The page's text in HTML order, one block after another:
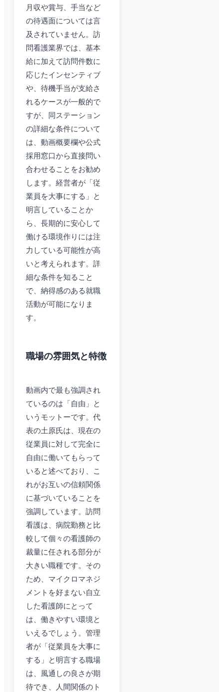
月収や賞与、手当など
の待遇面については言
及されていません。訪
問看護業界では、基本
給に加えて訪問件数に
応じたインセンティブ
や、待機手当が支給さ
れるケースが一般的で
すが、同ステーション
の詳細な条件について
は、動画概要欄や公式
採用窓口から直接問い
合わせることをお勧め
します。経営者が「従
業員を大事にする」と
明言していることか
ら、長期的に安心して
働ける環境作りには注
力している可能性が高
いと考えられます。詳
細な条件を知ること
で、納得感のある就職
活動が可能になりま
す。
職場の雰囲気と特徴
動画内で最も強調され
ているのは「自由」と
いうモットーです。代
表の土原氏は、現在の
従業員に対して完全に
自由に働いてもらって
いると述べており、こ
れがお互いの信頼関係
に基づいていることを
強調しています。訪問
看護は、病院勤務と比
較して個々の看護師の
裁量に任される部分が
大きい職種です。その
ため、マイクロマネジ
メントを好まない自立
した看護師にとって
は、働きやすい環境と
いえるでしょう。管理
者が「従業員を大事に
する」と明言する職場
は、風通しの良さが期
待でき、人間関係のト